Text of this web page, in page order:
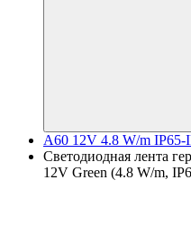
A60 12V 4.8 W/m IP65-
Светодиодная лента
12V Green (4.8 W/m,